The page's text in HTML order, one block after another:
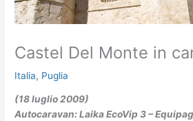
Castel Del Monte in
Italia, Puglia
(18 luglio 2009)
Autocaravan: Laika EcoVip 3 –